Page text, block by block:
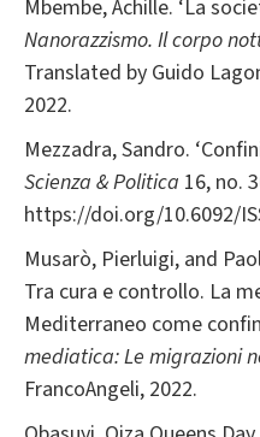
Mbembe, Achille. ‘La
Nanorazzismo. Il corpo
Translated by Guido
2022.
Mezzadra, Sandro.
Scienza & Politica 16, no.
https://doi.org/10.6092/
Musarò, Pierluigi, and
Tra cura e controllo. La
Mediterraneo come
mediatica: Le migrazioni
FrancoAngeli, 2022.